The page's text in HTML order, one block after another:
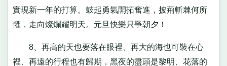
實現新一年的打算。鼓起勇氣開拓奮進，披荊斬棘何所
懼，走向燦爛耀明天。元旦快樂只爭朝夕！
8、再高的天也要落在眼裡、再大的海也可裝在心
裡、再遠的行程也有歸期，黑夜的盡頭是黎明、花落的